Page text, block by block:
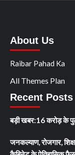
About Us
Raibar Pahad Ka
All Themes Plan
Recent Posts
बड़ी खबर:16 करोड़ के
जनकल्याण, रोजगार,